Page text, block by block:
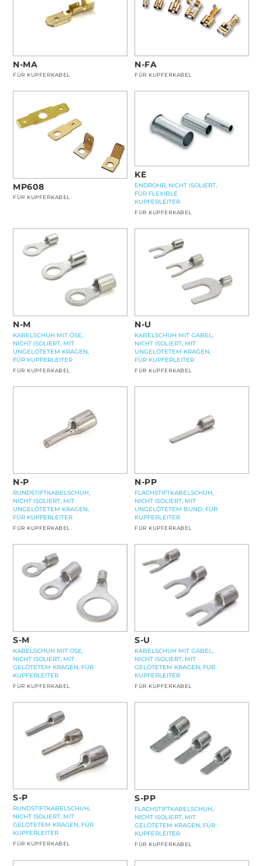
N-MA
FÜR KUPFERKABEL
N-FA
FÜR KUPFERKABEL
MP608
FÜR KUPFERKABEL
KE
ENDROHR, NICHT ISOLIERT,
FÜR FLEXIBLE
KUPFERLEITER
FÜR KUPFERKABEL
N-M
KABELSCHUH MIT ÖSE,
NICHT ISOLIERT, MIT
UNGELÖTETEM KRAGEN,
FÜR KUPFERLEITER
FÜR KUPFERKABEL
N-U
KABELSCHUH MIT GABEL,
NICHT ISOLIERT, MIT
UNGELÖTETEM KRAGEN,
FÜR KUPFERLEITER
FÜR KUPFERKABEL
N-P
RUNDSTIFTKABELSCHUH,
NICHT ISOLIERT, MIT
UNGELÖTETEM KRAGEN,
FÜR KUPFERLEITER
FÜR KUPFERKABEL
N-PP
FLACHSTIFTKABELSCHUH,
NICHT ISOLIERT, MIT
UNGELÖTETEM BUND, FÜR
KUPFERLEITER
FÜR KUPFERKABEL
S-M
KABELSCHUH MIT ÖSE,
NICHT ISOLIERT, MIT
GELÖTETEM KRAGEN, FÜR
KUPFERLEITER
FÜR KUPFERKABEL
S-U
KABELSCHUH MIT GABEL,
NICHT ISOLIERT, MIT
GELÖTETEM KRAGEN, FÜR
KUPFERLEITER
FÜR KUPFERKABEL
S-P
RUNDSTIFTKABELSCHUH,
NICHT ISOLIERT, MIT
GELÖTETEM KRAGEN, FÜR
KUPFERLEITER
FÜR KUPFERKABEL
S-PP
FLACHSTIFTKABELSCHUH,
NICHT ISOLIERT, MIT
GELÖTETEM KRAGEN, FÜR
KUPFERLEITER
FÜR KUPFERKABEL